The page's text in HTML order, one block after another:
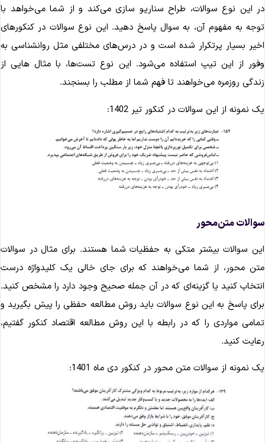
این نوع سوالات، طراح سناریو سازی می‌کند و از شما می‌خواهد با
به مفهوم آن، به سوال پاسخ دهید. این نوع سوالات در کنکورهای
بسیار پرتکرار شده است و در درس‌های مختلفی مثل روانشناسی به
از این تیپ استفاده می‌شود. این نوع تست‌ها، با مثال هایی از
روزمره می‌خواهند تا فهم شما از مطلب را بسنجند.
نمونه از این سوالات در کنکور تیر 1402:
متن‌محور
سوالات بیشتر متکی به حفظیات شما هستند. برای مثال در سوالات
محور، از شما می‌خواهند که برای جای خالی یک کلیدواژه درست
کنید یا گزینه‌ای که در آن جمله صحیح وجود دارد را مشخص کنید.
پاسخ به این نوع سوالات باید روش مطالعه حفظی را پیش بگیرید و
مواردی را که در رابطه با این روش مطالعه اقتصاد کنکور گفتیم،
کنید.
نمونه از سوالات متن محور در کنکور دی ماه 1401: